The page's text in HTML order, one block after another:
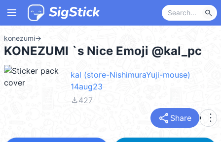
menu search
konezumi→
KONEZUMI `s Nice Emoji @kal_pc
kal (store-NishimuraYuji-mouse)
14aug23
file_download427
share Share more_vert